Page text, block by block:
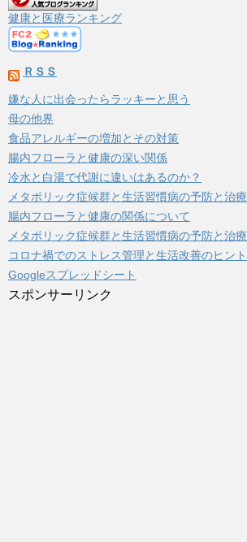
ブ
健康と医療ランキング
ＲＳＳ
嫌な人に出会ったらラッキーと思う
母の他界
食品アレルギーの増加とその対策
腸内フローラと健康の深い関係
冷水と白湯で代謝に違いはあるのか？
メタボリック症候群と生活習慣病の予防と治療
腸内フローラと健康の関係について
メタボリック症候群と生活習慣病の予防と治療
コロナ禍でのストレス管理と生活改善のヒント
Googleスプレッドシート
スポンサーリンク